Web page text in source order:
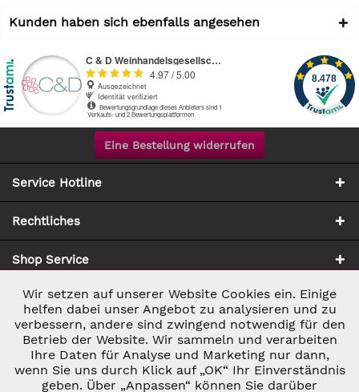
Kunden haben sich ebenfalls angesehen
Eine Bestellung widerrufen
Service Hotline
Rechtliches
Shop Service
Zahlung & Versand
Notwendig Aktiv
Marketing Inaktiv
Wir setzen auf unserer Website Cookies ein. Einige
helfen dabei unser Angebot zu analysieren und zu
verbessern, andere sind zwingend notwendig für den
Betrieb der Website. Wir sammeln und verarbeiten
Ihre Daten für Analyse und Marketing nur dann,
wenn Sie uns durch Klick auf „OK“ Ihr Einverständnis
geben. Über „Anpassen“ können Sie darüber